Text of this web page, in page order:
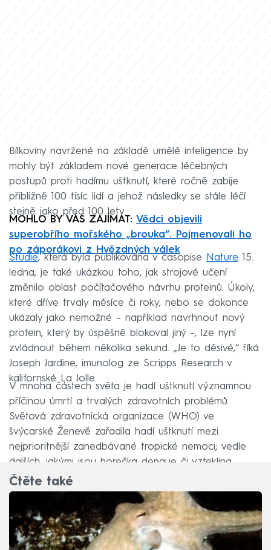
Bílkoviny navržené na základě umělé inteligence by
mohly být základem nové generace léčebných
postupů proti hadímu uštknutí, které ročně zabije
přibližně 100 tisíc lidí a jehož následky se stále léčí
stejně jako před 100 lety.
MOHLO BY VÁS ZAJÍMAT: Vědci objevili
superobřího mořského „brouka“. Pojmenovali ho
po záporákovi z Hvězdných válek
Studie, která byla publikována v časopise Nature 15.
ledna, je také ukázkou toho, jak strojové učení
změnilo oblast počítačového návrhu proteinů. Úkoly,
které dříve trvaly měsíce či roky, nebo se dokonce
ukázaly jako nemožné – například navrhnout nový
protein, který by úspěšně blokoval jiný –, lze nyní
zvládnout během několika sekund. „Je to děsivé,“ říká
Joseph Jardine, imunolog ze Scripps Research v
kalifornské La Jolle.
V mnoha částech světa je hadí uštknutí významnou
příčinou úmrtí a trvalých zdravotních problémů.
Světová zdravotnická organizace (WHO) ve
švýcarské Ženevě zařadila hadí uštknutí mezi
nejprioritnější zanedbávané tropické nemoci; vedle
dalších, jakými jsou horečka dengue či vzteklina.
Čtěte také